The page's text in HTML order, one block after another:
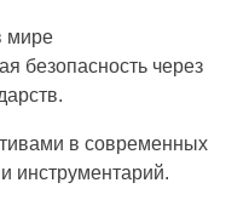
мире
безопасность через
в современных
инструментарий.